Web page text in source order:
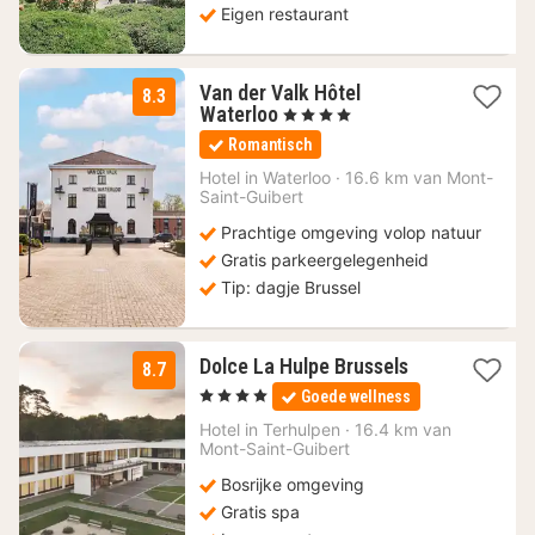
Eigen restaurant
8.3
Van der Valk Hôtel
Waterloo 1
nacht
vanaf
90
€
, 4 Sterren
Romantisch
Hotel in Waterloo · 16.6 km van Mont-
Saint-Guibert
Prachtige omgeving volop natuur
Gratis parkeergelegenheid
Tip: dagje Brussel
8.7 Dolce La Hulpe Brussels3
nachten
vanaf
130,87
, 4 Sterren Goede wellness
Hotel in Terhulpen · 16.4 km van
Mont-Saint-Guibert
Bosrijke omgeving
Gratis spa